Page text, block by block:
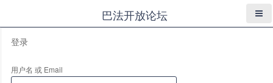
巴法开放论坛
登录
用户名 或 Email